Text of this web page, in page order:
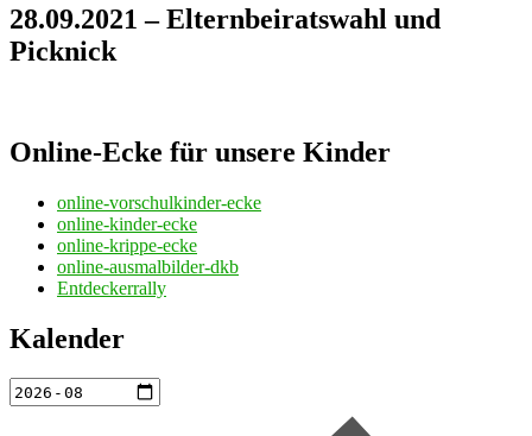
28.09.2021 – Elternbeiratswahl und
Picknick
Online-Ecke für unsere Kinder
online-vorschulkinder-ecke
online-kinder-ecke
online-krippe-ecke
online-ausmalbilder-dkb
Entdeckerrally
Kalender